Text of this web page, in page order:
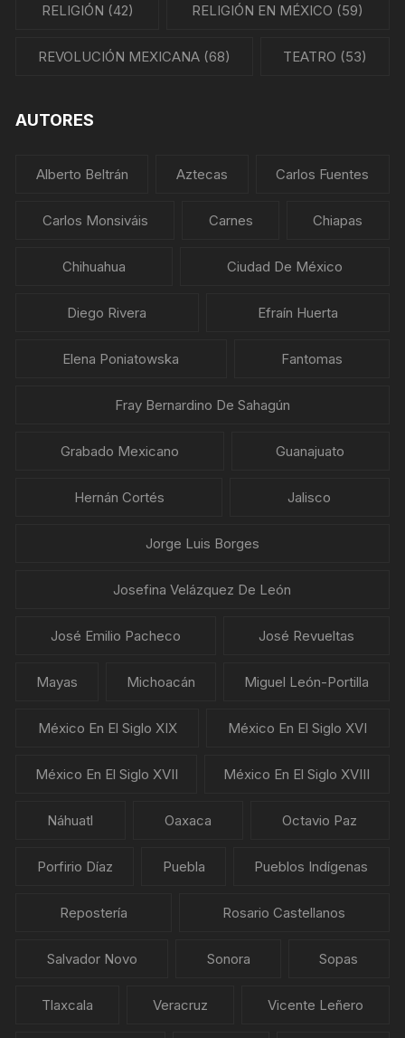
RELIGIÓN (42) RELIGIÓN EN MÉXICO (59)
REVOLUCIÓN MEXICANA (68) TEATRO (53)
AUTORES
Alberto Beltrán Aztecas Carlos Fuentes
Carlos Monsiváis Carnes Chiapas
Chihuahua Ciudad De México
Diego Rivera Efraín Huerta
Elena Poniatowska Fantomas
Fray Bernardino De Sahagún
Grabado Mexicano Guanajuato
Hernán Cortés Jalisco
Jorge Luis Borges
Josefina Velázquez De León
José Emilio Pacheco José Revueltas
Mayas Michoacán Miguel León-Portilla
México En El Siglo XIX México En El Siglo XVI
México En El Siglo XVII México En El Siglo XVIII
Náhuatl Oaxaca Octavio Paz
Porfirio Díaz Puebla Pueblos Indígenas
Repostería Rosario Castellanos
Salvador Novo Sonora Sopas
Tlaxcala Veracruz Vicente Leñero